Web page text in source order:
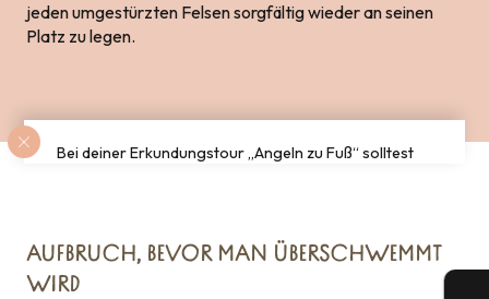
jeden umgestürzten Felsen sorgfältig wieder an seinen
Platz zu legen.
Bei deiner Erkundungstour „Angeln zu Fuß“ solltest
stören!
AUFBRUCH, BEVOR MAN ÜBERSCHWEMMT
WIRD